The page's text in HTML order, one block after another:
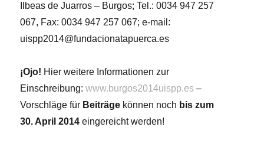
Ilbeas de Juarros – Burgos; Tel.: 0034 947 257
067, Fax: 0034 947 257 067; e-mail:
uispp2014@fundacionatapuerca.es
¡Ojo! Hier weitere Informationen zur
Einschreibung:www.burgos2014uispp.es –
Vorschläge für Beiträge können noch bis zum
30. April 2014eingereicht werden!